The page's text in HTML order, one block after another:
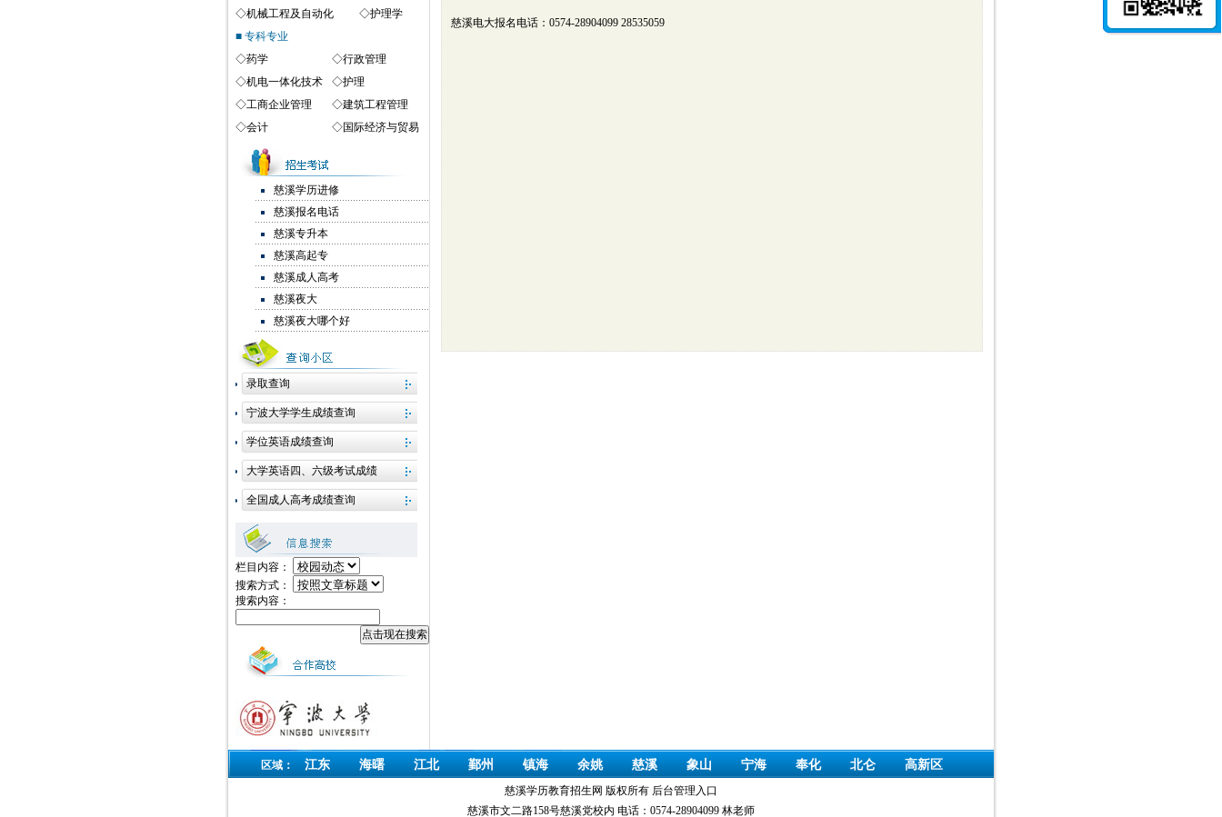
◇机械工程及自动化 ◇护理学
■ 专科专业
◇药学 ◇行政管理
◇机电一体化技术 ◇护理
◇工商企业管理 ◇建筑工程管理
◇会计 ◇国际经济与贸易
慈溪学历进修
慈溪报名电话
慈溪专升本
慈溪高起专
慈溪成人高考
慈溪夜大
慈溪夜大哪个好
栏目内容：
搜索方式：
搜索内容：
慈溪电大报名电话：0574-28904099 28535059
区域： 江东 海曙 江北 鄞州 镇海 余姚 慈溪 象山 宁海 奉化 北仑 高新区
慈溪学历教育招生网 版权所有 后台管理入口
慈溪市文二路158号慈溪党校内 电话：0574-28904099 林老师